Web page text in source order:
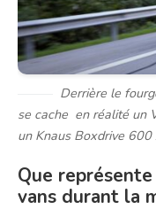
Derrière le
se cache en réalité un
un Knaus Boxdrive 600
Que
vans durant la